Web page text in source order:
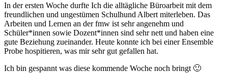
In der ersten Woche durfte Ich die alltägliche Büroarbeit mit dem
freundlichen und ungestümen Schulhund Albert miterleben. Das
Arbeiten und Lernen an der fmw ist sehr angenehm und
Schüler*innen sowie Dozent*innen sind sehr nett und haben eine
gute Beziehung zueinander. Heute konnte ich bei einer Ensemble
Probe hospitieren, was mir sehr gut gefallen hat.
Ich bin gespannt was diese kommende Woche noch bringt 🙂